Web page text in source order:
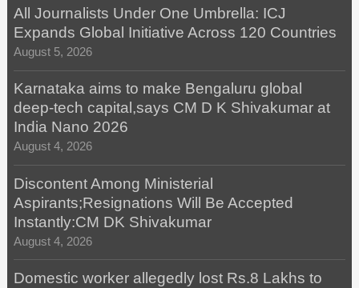
All Journalists Under One Umbrella: ICJ
Expands Global Initiative Across 120 Countries
August 5, 2026
Karnataka aims to make Bengaluru global
deep-tech capital,says CM D K Shivakumar at
India Nano 2026
August 4, 2026
Discontent Among Ministerial
Aspirants;Resignations Will Be Accepted
Instantly:CM DK Shivakumar
August 4, 2026
Domestic worker allegedly lost Rs.8 Lakhs to